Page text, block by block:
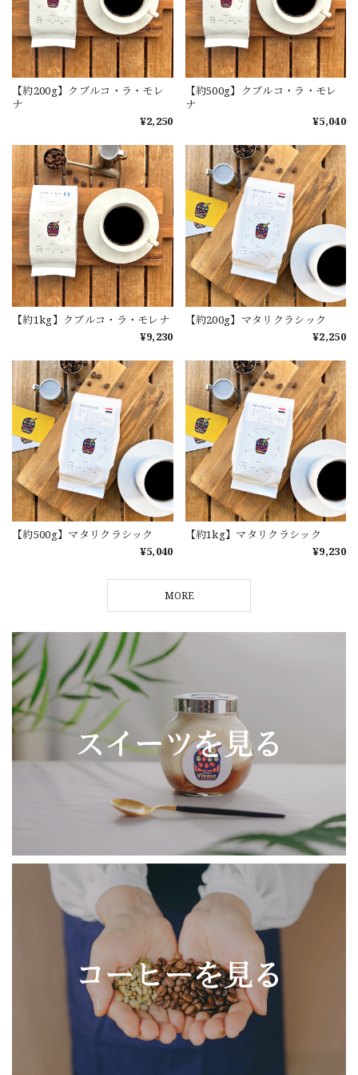
【約200g】クブルコ・ラ・モレ
ナ
¥2,250
【約500g】クブルコ・ラ・モレ
ナ
¥5,040
【約1kg】クブルコ・ラ・モレナ
¥9,230
【約200g】マタリクラシック
¥2,250
【約500g】マタリクラシック
¥5,040
【約1kg】マタリクラシック
¥9,230
MORE